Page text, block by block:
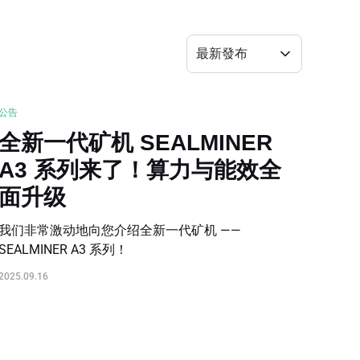
最新發布
告
新一代矿机 SEALMINER
A3 系列来了！算力与能效全
升级
们非常激动地向您介绍全新一代矿机 ——
A3 系列！